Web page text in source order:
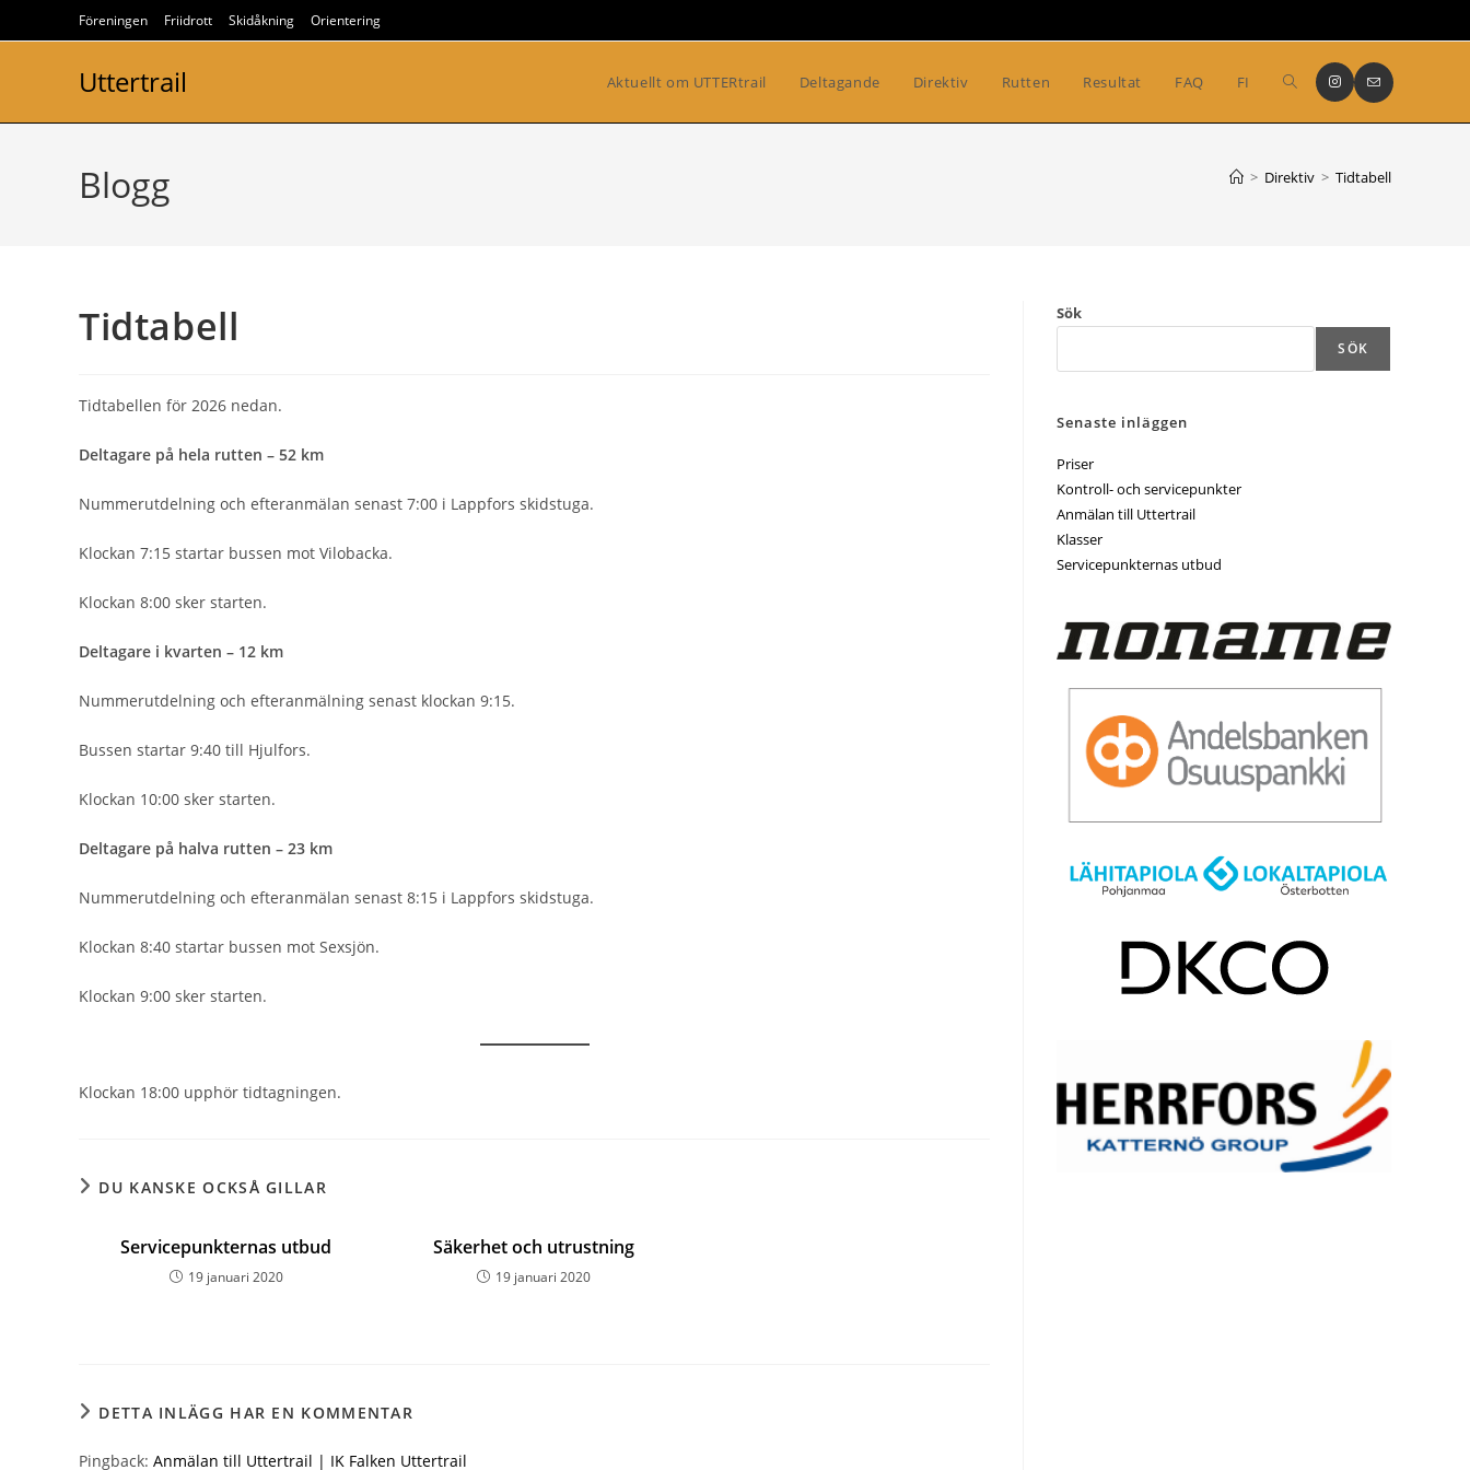
till
Föreningen Friidrott Skidåkning Orientering
Uttertrail Aktuellt om UTTERtrail Deltagande Direktiv Rutten Resultat FAQ FI Slå
Blogg > Direktiv > Tidtabell
Tidtabell
Tidtabellen för 2026 nedan.
Deltagare på hela rutten – 52 km
Nummerutdelning och efteranmälan senast 7:00 i Lappfors skidstuga.
Klockan 7:15 startar bussen mot Vilobacka.
Klockan 8:00 sker starten.
Deltagare i kvarten – 12 km
Nummerutdelning och efteranmälning senast klockan 9:15.
Bussen startar 9:40 till Hjulfors.
Klockan 10:00 sker starten.
Deltagare på halva rutten – 23 km
Nummerutdelning och efteranmälan senast 8:15 i Lappfors skidstuga.
Klockan 8:40 startar bussen mot Sexsjön.
Klockan 9:00 sker starten.
Klockan 18:00 upphör tidtagningen.
DU KANSKE OCKSÅ GILLAR
Servicepunkternas utbud
19 januari 2020
Säkerhet och utrustning
19 januari 2020
DETTA INLÄGG HAR EN KOMMENTAR
Pingback: Anmälan till Uttertrail | IK Falken Uttertrail
Sök
SÖK
Senaste inläggen
Priser
Kontroll- och servicepunkter
Anmälan till Uttertrail
Klasser
Servicepunkternas utbud